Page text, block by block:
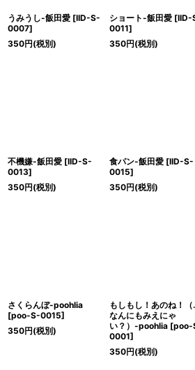
うみうし-飯田愛 [IID-S-
0007]
350円(税別)
ショート-飯田愛 [IID-
0011]
350円(税別)
不機嫌-飯田愛 [IID-S-
0013]
350円(税別)
食パン-飯田愛 [IID-S-
0015]
350円(税別)
さくらんぼ-poohlia
[poo-S-0015]
350円(税別)
もしもし！あのね！
なんにもみえにゃ
い？）-poohlia [poo-
0001]
350円(税別)